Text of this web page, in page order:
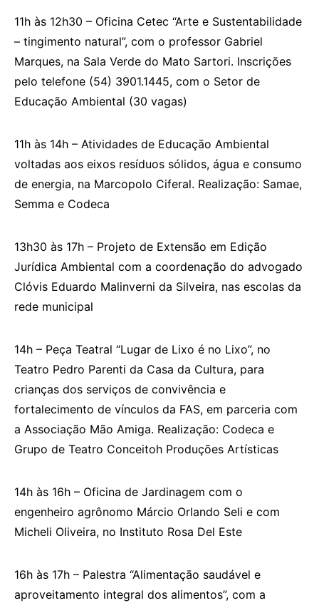
11h às 12h30 – Oficina Cetec “Arte e Sustentabilidade
– tingimento natural”, com o professor Gabriel
Marques, na Sala Verde do Mato Sartori. Inscrições
pelo telefone (54) 3901.1445, com o Setor de
Educação Ambiental (30 vagas)
11h às 14h – Atividades de Educaçāo Ambiental
voltadas aos eixos resíduos sólidos, água e consumo
de energia, na Marcopolo Ciferal. Realização: Samae,
Semma e Codeca
13h30 às 17h – Projeto de Extensão em Edição
Jurídica Ambiental com a coordenação do advogado
Clóvis Eduardo Malinverni da Silveira, nas escolas da
rede municipal
14h – Peça Teatral “Lugar de Lixo é no Lixo”, no
Teatro Pedro Parenti da Casa da Cultura, para
crianças dos serviços de convivência e
fortalecimento de vínculos da FAS, em parceria com
a Associação Mão Amiga. Realização: Codeca e
Grupo de Teatro Conceitoh Produções Artísticas
14h às 16h – Oficina de Jardinagem com o
engenheiro agrônomo Márcio Orlando Seli e com
Micheli Oliveira, no Instituto Rosa Del Este
16h às 17h – Palestra “Alimentaçāo saudável e
aproveitamento integral dos alimentos”, com a